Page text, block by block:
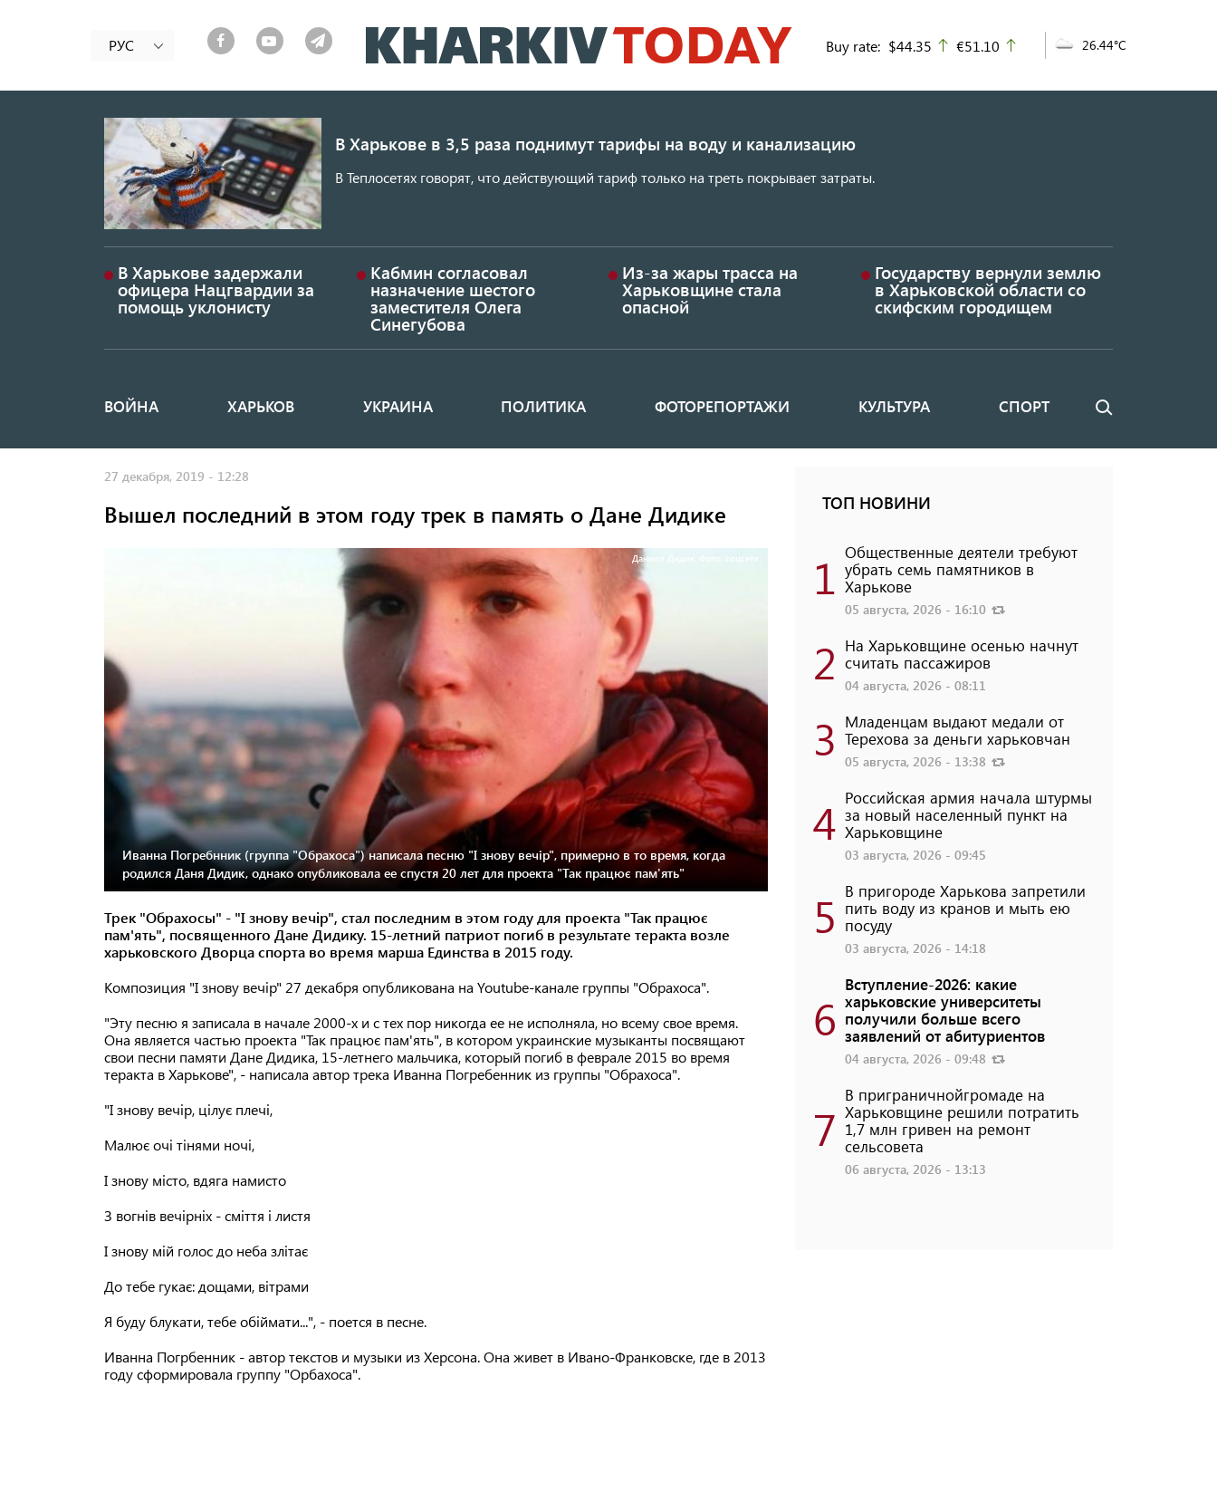
к
основному
РУС Buy rate: $44.35 up
€51.10 26.44°C
В Харькове в 3,5 раза поднимут тарифы на воду и канализацию
В Теплосетях говорят, что действующий тариф только на треть покрывает затраты.
В Харькове задержали
офицера Нацгвардии за
помощь уклонисту
Кабмин согласовал
назначение шестого
заместителя Олега
Синегубова
Из-за жары трасса на
Харьковщине стала
опасной
Государству вернули землю
в Харьковской области со
скифским городищем
Основная
ВОЙНА ХАРЬКОВ УКРАИНА ПОЛИТИКА ФОТОРЕПОРТАЖИ КУЛЬТУРА СПОРТ Поиск
27 декабря, 2019 - 12:28
Вышел последний в этом году трек в память о Дане Дидике
Даниил Дидик. Фото: соцсети
Иванна Погребнник (группа "Обрахоса") написала песню "І знову вечір", примерно в то время, когда
родился Даня Дидик, однако опубликовала ее спустя 20 лет для проекта "Так працює пам'ять"
Трек "Обрахосы" - "І знову вечір", стал последним в этом году для проекта "Так працює
пам'ять", посвященного Дане Дидику. 15-летний патриот погиб в результате теракта возле
харьковского Дворца спорта во время марша Единства в 2015 году.
Композиция "І знову вечір" 27 декабря опубликована на Youtube-канале группы "Обрахоса".
"Эту песню я записала в начале 2000-х и с тех пор никогда ее не исполняла, но всему свое время.
Она является частью проекта "Так працює пам'ять", в котором украинские музыканты посвящают
свои песни памяти Дане Дидика, 15-летнего мальчика, который погиб в феврале 2015 во время
теракта в Харькове", - написала автор трека Иванна Погребенник из группы "Обрахоса".
"І знову вечір, цілує плечі,
Малює очі тінями ночі,
І знову місто, вдяга намисто
З вогнів вечірніх - сміття і листя
І знову мій голос до неба злітає
До тебе гукає: дощами, вітрами
Я буду блукати, тебе обіймати...", - поется в песне.
Иванна Погрбенник - автор текстов и музыки из Херсона. Она живет в Ивано-Франковске, где в 2013
году сформировала группу "Орбахоса".
ТОП НОВИНИ
1 Общественные деятели требуют
убрать семь памятников в
Харькове
05 августа, 2026 - 16:10
2 На Харьковщине осенью начнут
считать пассажиров
04 августа, 2026 - 08:11
3 Младенцам выдают медали от
Терехова за деньги харьковчан
05 августа, 2026 - 13:38
4 Российская армия начала штурмы
за новый населенный пункт на
Харьковщине
03 августа, 2026 - 09:45
5 В пригороде Харькова запретили
пить воду из кранов и мыть ею
посуду
03 августа, 2026 - 14:18
6
Вступление-2026: какие
харьковские университеты
получили больше всего
заявлений от абитуриентов
04 августа, 2026 - 09:48
7
В приграничнойгромаде на
Харьковщине решили потратить
1,7 млн ​​гривен на ремонт
сельсовета
06 августа, 2026 - 13:13